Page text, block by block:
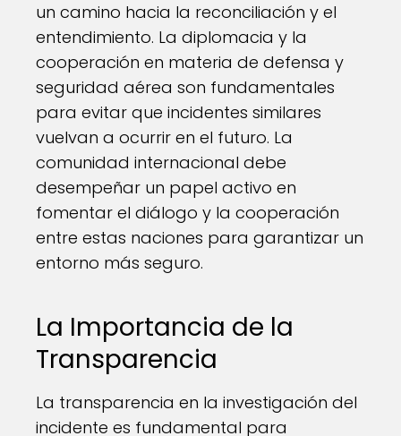
un camino hacia la reconciliación y el
entendimiento. La diplomacia y la
cooperación en materia de defensa y
seguridad aérea son fundamentales
para evitar que incidentes similares
vuelvan a ocurrir en el futuro. La
comunidad internacional debe
desempeñar un papel activo en
fomentar el diálogo y la cooperación
entre estas naciones para garantizar un
entorno más seguro.
La Importancia de la
Transparencia
La transparencia en la investigación del
incidente es fundamental para